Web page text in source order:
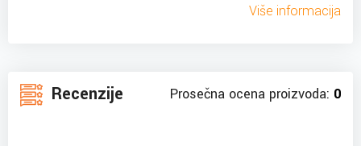
Više informacija
Recenzije Prosečna ocena proizvoda: 0